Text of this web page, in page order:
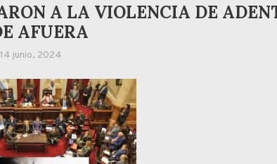
A LA VIOLENCIA DE
AFUERA
14 junio, 2024